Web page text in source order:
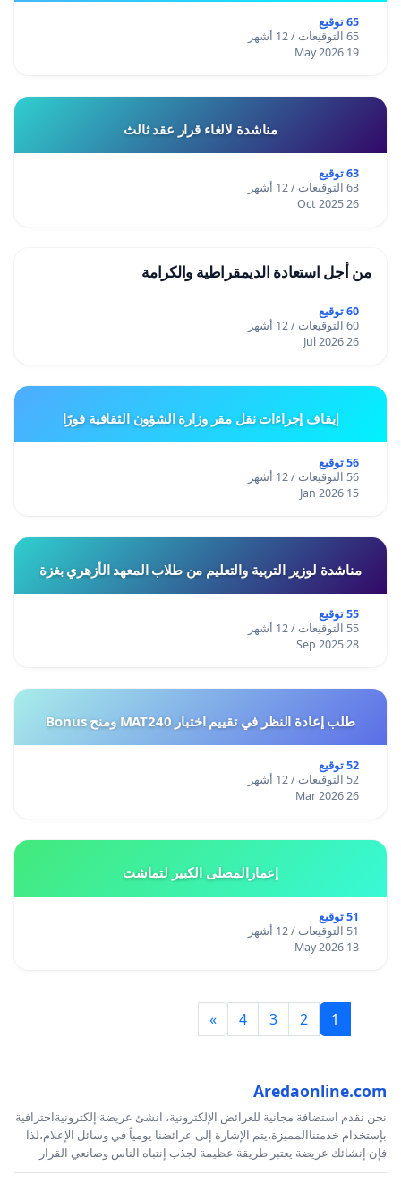
65 توقيع
65 التوقيعات / 12 أشهر
19 May 2026
مناشدة لالغاء قرار عقد ثالث
63 توقيع
63 التوقيعات / 12 أشهر
26 Oct 2025
من أجل استعادة الديمقراطية والكرامة
60 توقيع
60 التوقيعات / 12 أشهر
26 Jul 2026
إيقاف إجراءات نقل مقر وزارة الشؤون الثقافية فورًا
56 توقيع
56 التوقيعات / 12 أشهر
15 Jan 2026
مناشدة لوزير التربية والتعليم من طلاب المعهد الأزهري بغزة
55 توقيع
55 التوقيعات / 12 أشهر
28 Sep 2025
طلب إعادة النظر في تقييم اختبار MAT240 ومنح Bonus
52 توقيع
52 التوقيعات / 12 أشهر
26 Mar 2026
إعمارالمصلى الكبير لتماشت
51 توقيع
51 التوقيعات / 12 أشهر
13 May 2026
1
2
3
4
»
Aredaonline.com
نحن نقدم استضافة مجانية للعرائض الإلكترونية، انشئ عريضة إلكترونيةاحترافية
بإستخدام خدمتناالمميزة،يتم الإشارة إلى عرائضنا يومياً في وسائل الإعلام،لذا
فإن إنشائك عريضة يعتبر طريقة عظيمة لجذب إنتباه الناس وصانعي القرار